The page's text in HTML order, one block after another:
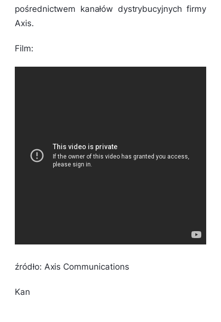
pośrednictwem kanałów dystrybucyjnych firmy
Axis.
Film:
źródło: Axis Communications
Kan